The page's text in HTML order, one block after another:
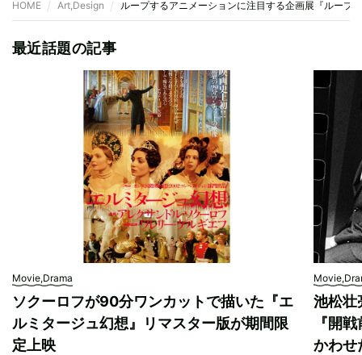
HOME Art,Design ループするアニメーションに注目する企画展『ループ
最近話題の記事
Movie,Drama
ソクーロフが90分ワンカットで描いた『エ
ルミタージュ幻想』リマスター版が期間限
定上映
池松壮
『開
かわせ